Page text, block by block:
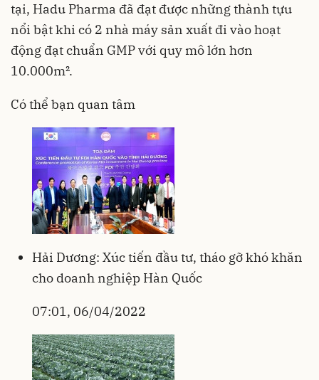
tại, Hadu Pharma đã đạt được những thành tựu
nổi bật khi có 2 nhà máy sản xuất đi vào hoạt
động đạt chuẩn GMP với quy mô lớn hơn
10.000m².
Có thể bạn quan tâm
Hải Dương: Xúc tiến đầu tư, tháo gỡ khó khăn
cho doanh nghiệp Hàn Quốc
07:01, 06/04/2022